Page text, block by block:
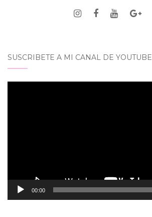
SUSCRIBETE A MI CANAL DE YOUTUBE
00:00